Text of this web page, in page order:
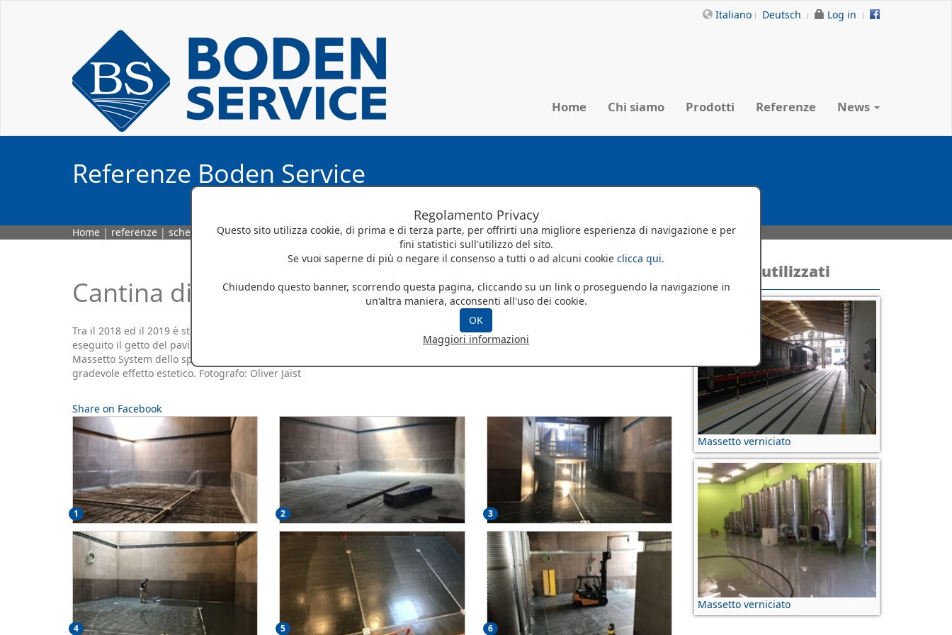
Regolamento Privacy
Questo sito utilizza cookie, di prima e di terza parte, per offrirti una migliore esperienza di navigazione e per
fini statistici sull'utilizzo del sito.
Se vuoi saperne di più o negare il consenso a tutti o ad alcuni cookie clicca qui.
Chiudendo questo banner, scorrendo questa pagina, cliccando su un link o proseguendo la navigazione in
un'altra maniera, acconsenti all'uso dei cookie.
OK
Maggiori informazioni
Italiano Deutsch Log in
Home Chi siamo Prodotti Referenze News
Referenze Boden Service
Home | referenze | scheda referenza
Indice Referenze
Cantina di Nalles
Tra il 2018 ed il 2019 è stata ristrutturata la palazzina del corpo uffici e realizzata una nuova "cantina" a vista. La ns ditta ha
eseguito il getto del pavimento industriale ed il successivo rivestimento in resina epossidica.Il ciclo scelto per la resina è il
Massetto System dello spessore di 6-8 mm che garantisce alla superificie un ottima resistenza meccanica oltre ad un
gradevole effetto estetico. Fotografo: Oliver Jaist
Share on Facebook
1 2 3
4 5 6
Prodotti utilizzati
Massetto verniciato
Massetto verniciato